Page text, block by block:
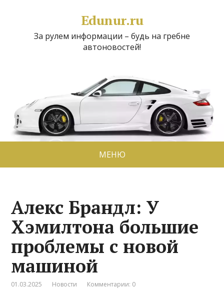
Edunur.ru
За рулем информации – будь на гребне
автоновостей!
МЕНЮ
Алекс Брандл: У
Хэмилтона большие
проблемы с новой
машиной
01.03.2025 Новости Комментарии: 0